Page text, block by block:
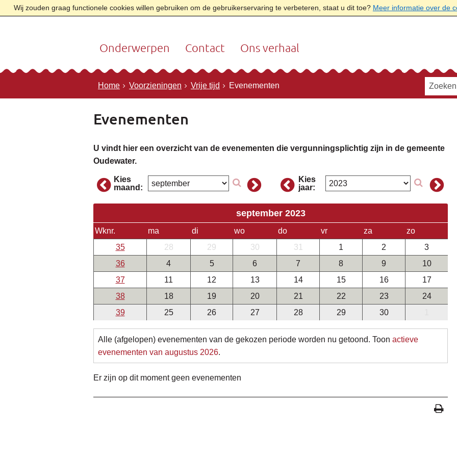
Wij zouden graag functionele cookies willen gebruiken om de gebruikerservaring te verbeteren, staat u dit toe? Meer informatie over de
Onderwerpen Contact Ons verhaal
Home Voorzieningen Vrije tijd Evenementen
Evenementen
U vindt hier een overzicht van de evenementen die vergunningsplichtig zijn in de gemeente
Oudewater.
Kies
maand:
Kies
jaar:
september 2023
Wknr. ma di wo do vr za
zo
35
28 29 30 31 1 2
3
36
4 5 6 7 8 9
10
37
11 12 13 14 15 16
17
38
18 19 20 21 22 23
24
39
25 26 27 28 29 30
Alle (afgelopen) evenementen van de gekozen periode worden nu getoond. Toon actieve
evenementen van augustus 2026.
Er zijn op dit moment geen evenementen